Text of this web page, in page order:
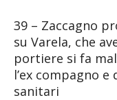
39 – Zaccagno
su Varela, che
portiere si fa
l’ex compagno
sanitari